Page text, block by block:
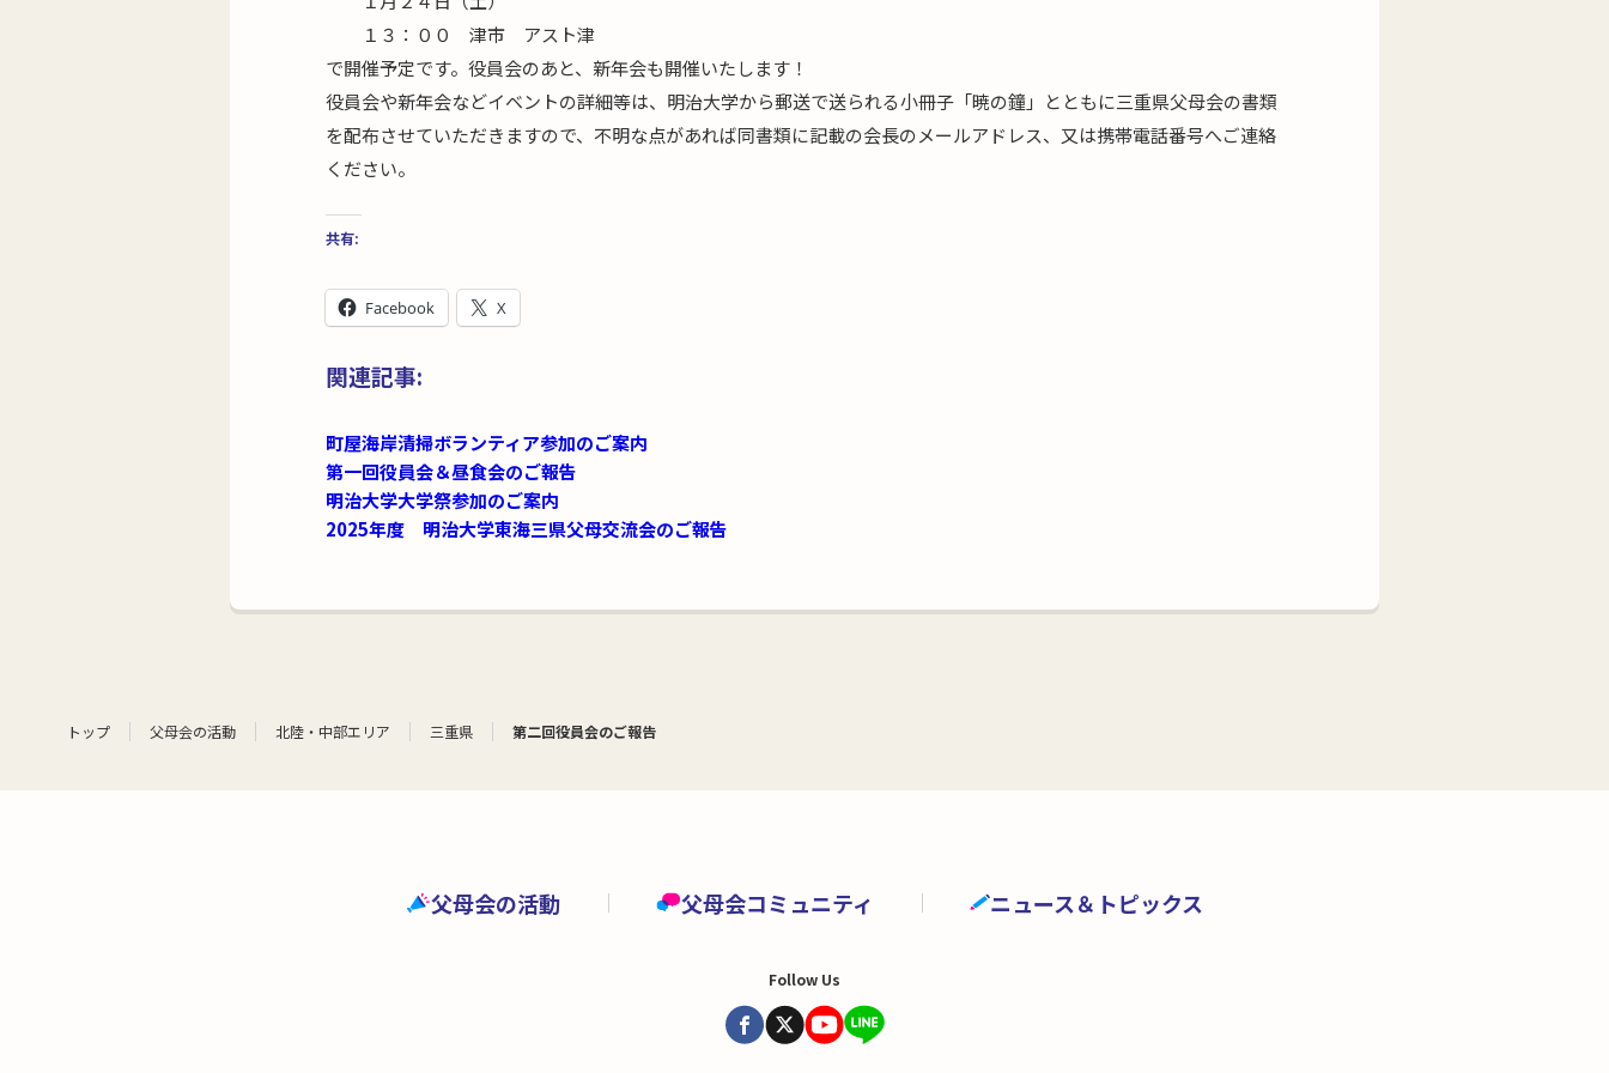
１３：００ 津市 アスト津
で開催予定です。役員会のあと、新年会も開催いたします！
役員会や新年会などイベントの詳細等は、明治大学から郵送で送られる小冊子「暁の鐘」とともに三重県父母会の書類
を配布させていただきますので、不明な点があれば同書類に記載の会長のメールアドレス、又は携帯電話番号へご連絡
ください。
共有:
Facebook X
関連記事:
町屋海岸清掃ボランティア参加のご案内
第一回役員会＆昼食会のご報告
明治大学大学祭参加のご案内
2025年度 明治大学東海三県父母交流会のご報告
トップ 父母会の活動 北陸・中部エリア 三重県 第二回役員会のご報告
父母会の活動 父母会コミュニティ ニュース＆トピックス
Follow Us